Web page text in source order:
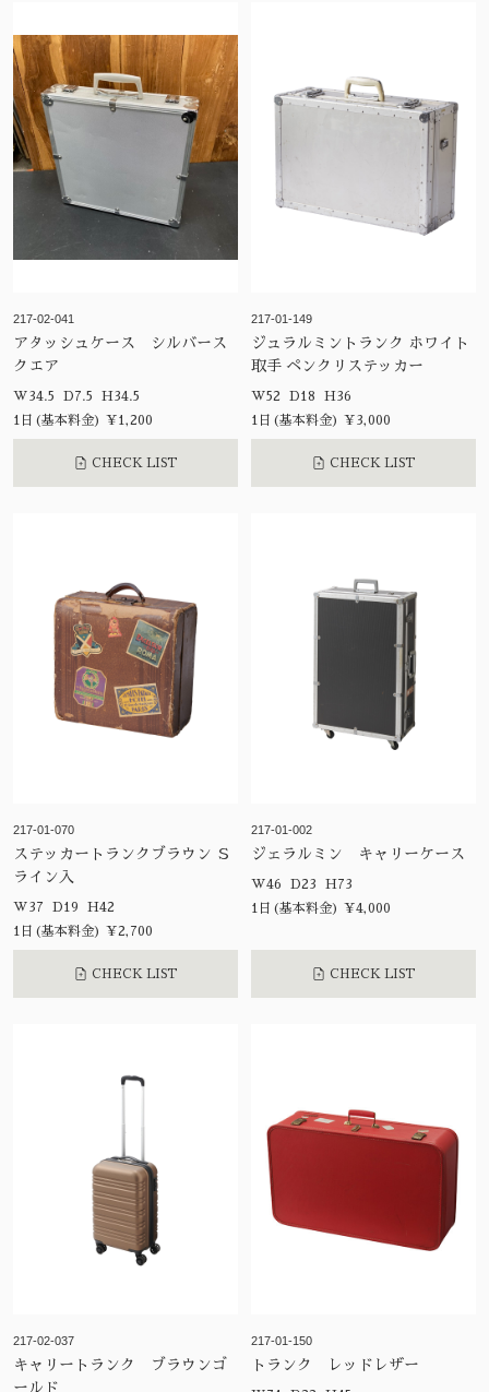
217-02-041
アタッシュケース シルバース
クエア
W34.5 D7.5 H34.5
1日(基本料金) ¥1,200
CHECK LIST
217-01-149
ジュラルミントランク ホワイト
取手 ペンクリステッカー
W52 D18 H36
1日(基本料金) ¥3,000
CHECK LIST
217-01-070
ステッカートランクブラウン Ｓ
ライン入
W37 D19 H42
1日(基本料金) ¥2,700
CHECK LIST
217-01-002
ジェラルミン キャリーケース
W46 D23 H73
1日(基本料金) ¥4,000
CHECK LIST
217-02-037
キャリートランク ブラウンゴ
ールド
217-01-150
トランク レッドレザー